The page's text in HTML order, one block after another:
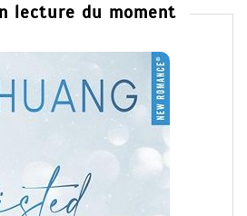
lecture du moment